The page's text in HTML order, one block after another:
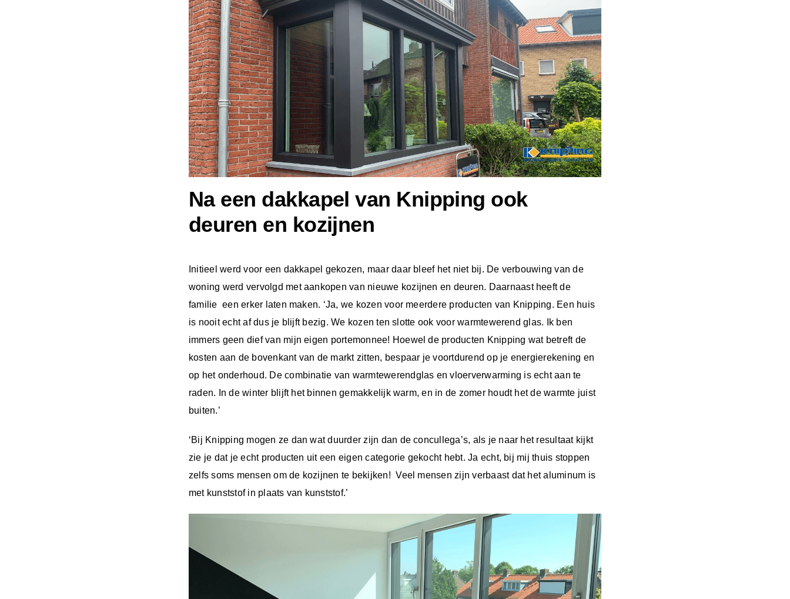
Na een dakkapel van Knipping ook
deuren en kozijnen
Initieel werd voor een dakkapel gekozen, maar daar bleef het niet bij. De verbouwing van de
woning werd vervolgd met aankopen van nieuwe kozijnen en deuren. Daarnaast heeft de
familie een erker laten maken. ‘Ja, we kozen voor meerdere producten van Knipping. Een huis
is nooit echt af dus je blijft bezig. We kozen ten slotte ook voor warmtewerend glas. Ik ben
immers geen dief van mijn eigen portemonnee! Hoewel de producten Knipping wat betreft de
kosten aan de bovenkant van de markt zitten, bespaar je voortdurend op je energierekening en
op het onderhoud. De combinatie van warmtewerendglas en vloerverwarming is echt aan te
raden. In de winter blijft het binnen gemakkelijk warm, en in de zomer houdt het de warmte juist
buiten.’
‘Bij Knipping mogen ze dan wat duurder zijn dan de concullega’s, als je naar het resultaat kijkt
zie je dat je echt producten uit een eigen categorie gekocht hebt. Ja echt, bij mij thuis stoppen
zelfs soms mensen om de kozijnen te bekijken! Veel mensen zijn verbaast dat het aluminum is
met kunststof in plaats van kunststof.’